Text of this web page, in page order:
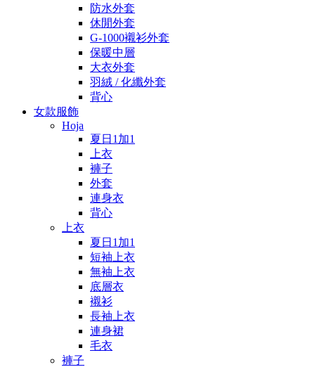
防水外套
休閒外套
G-1000襯衫外套
保暖中層
大衣外套
羽絨 / 化纖外套
背心
女款服飾
Hoja
夏日1加1
上衣
褲子
外套
連身衣
背心
上衣
夏日1加1
短袖上衣
無袖上衣
底層衣
襯衫
長袖上衣
連身裙
毛衣
褲子